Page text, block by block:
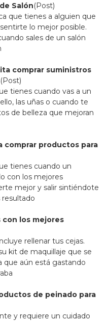
Salón(Post)
que tienes a alguien que
lo mejor posible.
sales de un salón
comprar suministros
(Post)
tienes cuando vas a un
las uñas o cuando te
de belleza que mejoran
comprar productos para
tienes cuando un
con los mejores
mejor y salir sintiéndote
resultado
los mejores
rellenar tus cejas.
kit de maquillaje que se
que aún está gastando
de peinado para
y requiere un cuidado